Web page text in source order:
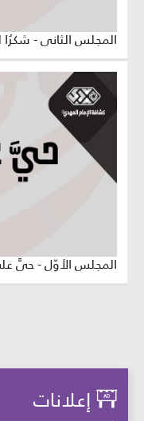
المجلس الثاني - شكرُا
المجلس الأوّل - حيَّ
إعلانات